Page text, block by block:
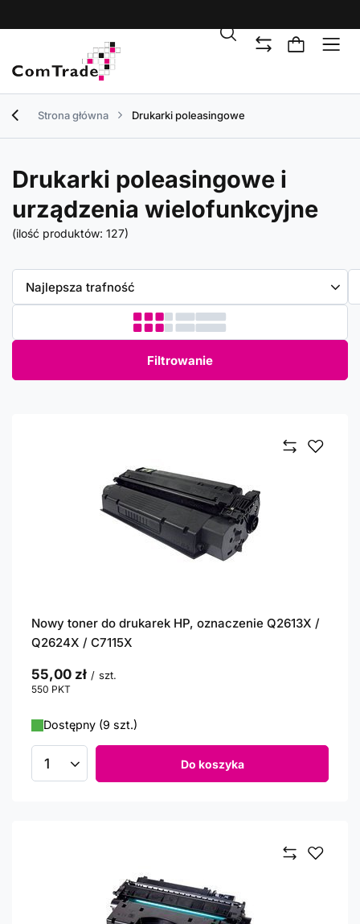
Strona główna Drukarki poleasingowe
Drukarki poleasingowe i
urządzenia wielofunkcyjne
(ilość produktów: 127)
Zmień sortowanie
Najlepsza trafność
Filtrowanie
Nowy toner do drukarek HP, oznaczenie Q2613X /
Q2624X / C7115X
55,00 zł / szt.
550 PKT
Dostępny (9 szt.)
Ilość produktów Do koszyka